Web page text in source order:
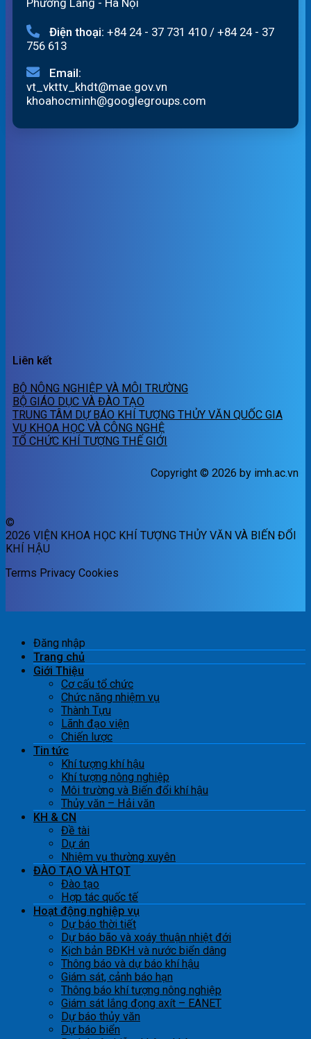
Điện thoại: +84 24 - 37 731 410 / +84 24 - 37
756 613
Email:
vt_vkttv_khdt@mae.gov.vn
khoahocminh@googlegroups.com
Liên kết
BỘ NÔNG NGHIỆP VÀ MÔI TRƯỜNG
BỘ GIÁO DỤC VÀ ĐÀO TẠO
TRUNG TÂM DỰ BÁO KHÍ TƯỢNG THỦY VĂN QUỐC GIA
VỤ KHOA HỌC VÀ CÔNG NGHỆ
TỔ CHỨC KHÍ TƯỢNG THẾ GIỚI
Copyright © 2026 by imh.ac.vn
©
2026 VIỆN KHOA HỌC KHÍ TƯỢNG THỦY VĂN VÀ BIẾN ĐỔI
KHÍ HẬU
Terms Privacy Cookies
Đăng nhập
Trang chủ
Giới Thiệu
Cơ cấu tổ chức
Chức năng nhiệm vụ
Thành Tựu
Lãnh đạo viện
Chiến lược
Tin tức
Khí tượng khí hậu
Khí tượng nông nghiệp
Môi trường và Biến đổi khí hậu
Thủy văn – Hải văn
KH & CN
Đề tài
Dự án
Nhiệm vụ thường xuyên
ĐÀO TẠO VÀ HTQT
Đào tạo
Hợp tác quốc tế
Hoạt động nghiệp vụ
Dự báo thời tiết
Dự báo bão và xoáy thuận nhiệt đới
Kịch bản BĐKH và nước biển dâng
Thông báo và dự báo khí hậu
Giám sát, cảnh báo hạn
Thông báo khí tượng nông nghiệp
Giám sát lắng đọng axít – EANET
Dự báo thủy văn
Dự báo biển